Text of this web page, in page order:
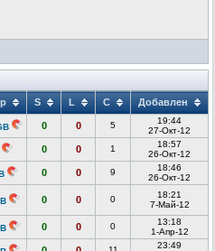
S L C Добавлен
0 0 5
19:44
27-Окт-12
0 0 1
18:57
26-Окт-12
0 0 9
18:46
26-Окт-12
0 0 0
18:21
7-Май-12
0 0 0
13:18
1-Апр-12
23:49